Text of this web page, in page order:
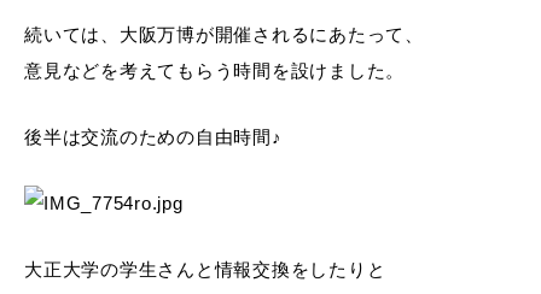
続いては、大阪万博が開催されるにあたって、
意見などを考えてもらう時間を設けました。
後半は交流のための自由時間♪
大正大学の学生さんと情報交換をしたりと